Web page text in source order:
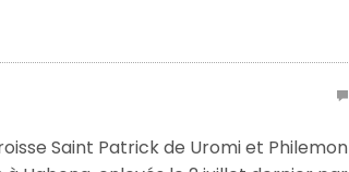
Saint Patrick de Uromi et Philemon